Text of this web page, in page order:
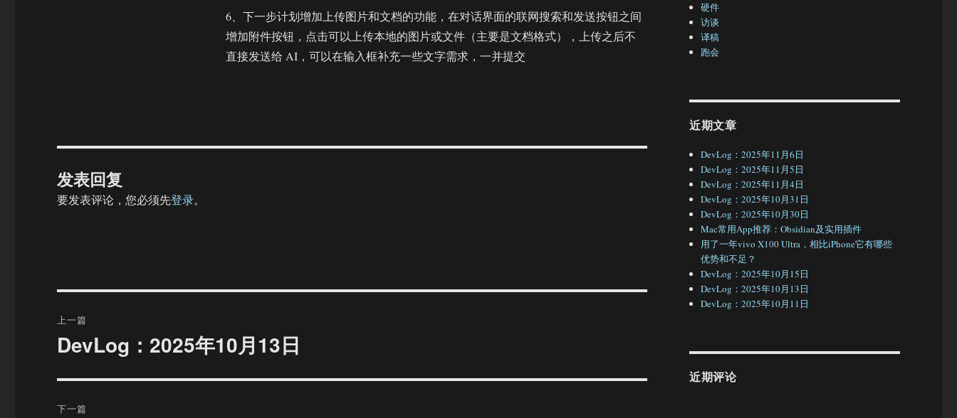
6、下一步计划增加上传图片和文档的功能，在对话界面的联网搜索和发送按钮之间
增加附件按钮，点击可以上传本地的图片或文件（主要是文档格式），上传之后不
直接发送给 AI，可以在输入框补充一些文字需求，一并提交
发表回复
要发表评论，您必须先登录。
章
上一篇
上
文
DevLog：2025年10月13日
下一篇
硬件
访谈
译稿
跑会
近期文章
DevLog：2025年11月6日
DevLog：2025年11月5日
DevLog：2025年11月4日
DevLog：2025年10月31日
DevLog：2025年10月30日
Mac常用App推荐：Obsidian及实用插件
用了一年vivo X100 Ultra，相比iPhone它有哪些
优势和不足？
DevLog：2025年10月15日
DevLog：2025年10月13日
DevLog：2025年10月11日
近期评论